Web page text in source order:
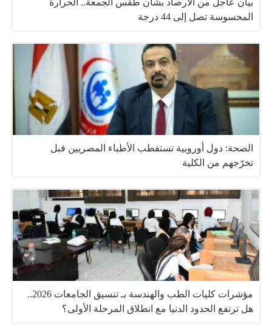
بيان عاجل من الأرصاد بشأن طقس الجمعة.. الحرارة
المحسوسة تصل إلى 44 درجة
الصحة: دول أوروبية تستقطب الأطباء المصريين قبل
تخرّجهم من الكلية
مؤشرات كليات الطب والهندسة بـ تنسيق الجامعات 2026..
هل ترتفع الحدود الدنيا مع انطلاق المرحلة الأولى؟